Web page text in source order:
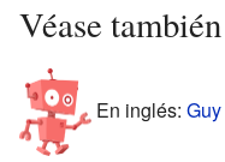
Véase también
En inglés: